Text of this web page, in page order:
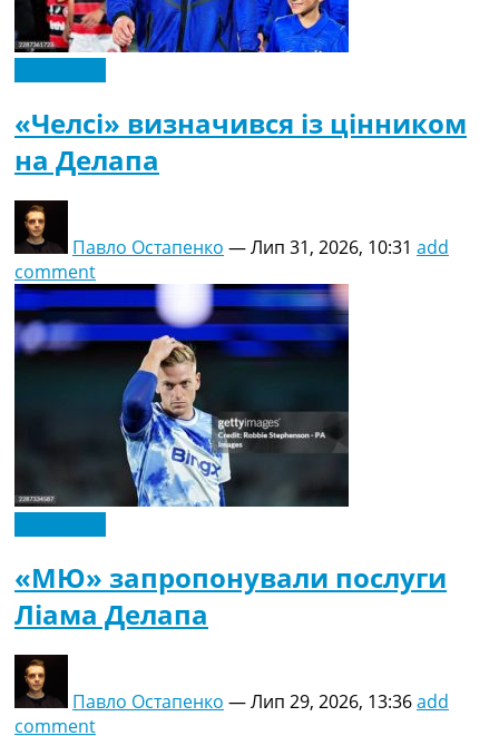
«Челсі» визначився із цінником
на Делапа
Павло Остапенко —Лип 31, 2026, 10:31 add
comment
«МЮ» запропонували послуги
Ліама Делапа
Павло Остапенко —Лип 29, 2026, 13:36add
comment